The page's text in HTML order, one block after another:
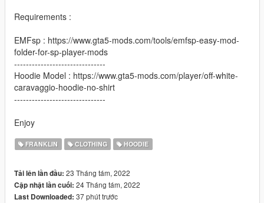
Requirements :
EMFsp : https://www.gta5-mods.com/tools/emfsp-easy-mod-
folder-for-sp-player-mods
-------------------------------
Hoodie Model : https://www.gta5-mods.com/player/off-white-
caravaggio-hoodie-no-shirt
-------------------------------
Enjoy
FRANKLIN CLOTHING HOODIE
Tải lên lần đầu: 23 Tháng tám, 2022
Cập nhật lần cuối: 24 Tháng tám, 2022
Last Downloaded: 37 phút trước